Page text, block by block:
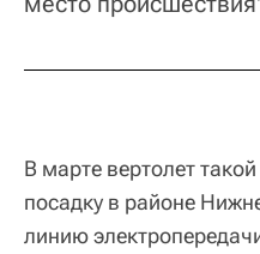
В марте вертолет
посадку в районе
линию